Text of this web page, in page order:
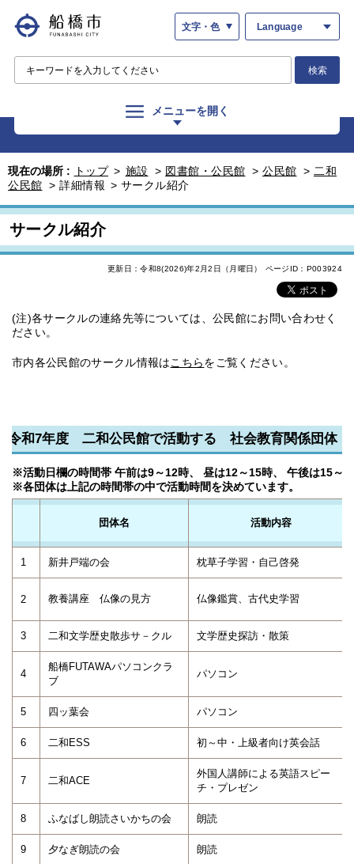
文字・色 Language
検索
メニューを開く
現在の場所 : トップ > 施設 > 図書館・公民館 > 公民館 > 二和
公民館 > 詳細情報 > サークル紹介
サークル紹介
更新日：令和8(2026)年2月2日（月曜日） ページID：P003924
(注)各サークルの連絡先等については、公民館にお問い合わせく
ださい。
市内各公民館のサークル情報はこちらをご覧ください。
令和7年度 二和公民館で活動する 社会教育関係団体（
※活動日欄の時間帯 午前は9～12時、 昼は12～15時、 午後は15～
※各団体は上記の時間帯の中で活動時間を決めています。
団体名 活動内容
1 新井戸端の会 枕草子学習・自己啓発
2 教養講座 仏像の見方 仏像鑑賞、古代史学習
3 二和文学歴史散歩サ－クル 文学歴史探訪・散策
4
船橋FUTAWAパソコンクラ
ブ
パソコン
5 四ッ葉会 パソコン
6 二和ESS 初～中・上級者向け英会話
7 二和ACE
外国人講師による英語スピー
チ・プレゼン
8 ふなばし朗読さいかちの会 朗読
9 夕なぎ朗読の会 朗読